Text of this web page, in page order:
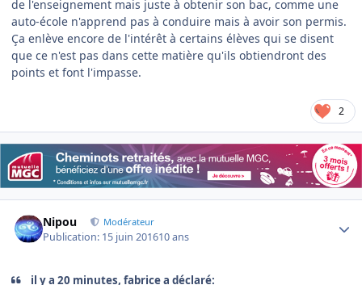
de l'enseignement mais juste à obtenir son bac, comme une
auto-école n'apprend pas à conduire mais à avoir son permis.
Ça enlève encore de l'intérêt à certains élèves qui se disent
que ce n'est pas dans cette matière qu'ils obtiendront des
points et font l'impasse.
2
Nipou Modérateur
Publication: 15 juin 201610 ans
il y a 20 minutes, fabrice a déclaré: